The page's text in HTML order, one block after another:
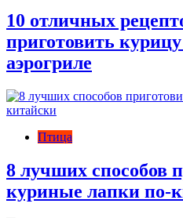
10 отличных
приготовить
аэрогриле
Птица
8 лучших способов
куриные лапки по-